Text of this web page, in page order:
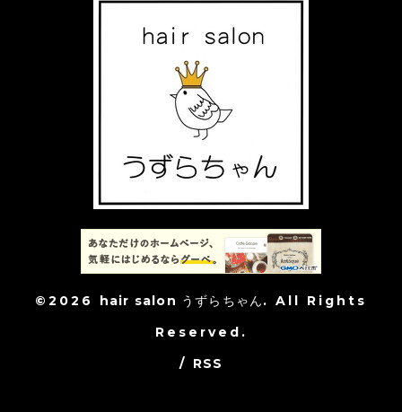
©2026 hair salon うずらちゃん. All Rights
Reserved.
/ RSS